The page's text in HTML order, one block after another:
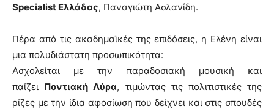
Specialist Ελλάδας, Παναγιώτη Ασλανίδη.
Πέρα από τις ακαδημαϊκές της επιδόσεις, η Ελένη είναι
μια πολυδιάστατη προσωπικότητα:
Ασχολείται με την παραδοσιακή μουσική και
παίζει Ποντιακή Λύρα, τιμώντας τις πολιτιστικές της
ρίζες με την ίδια αφοσίωση που δείχνει και στις σπουδές